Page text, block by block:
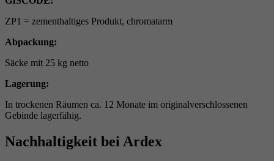
ZP1 = zementhaltiges Produkt, chromatarm
Abpackung:
Säcke mit 25 kg netto
Lagerung:
In trockenen Räumen ca. 12 Monate im originalverschlossenen
Gebinde lagerfähig.
Nachhaltigkeit bei Ardex